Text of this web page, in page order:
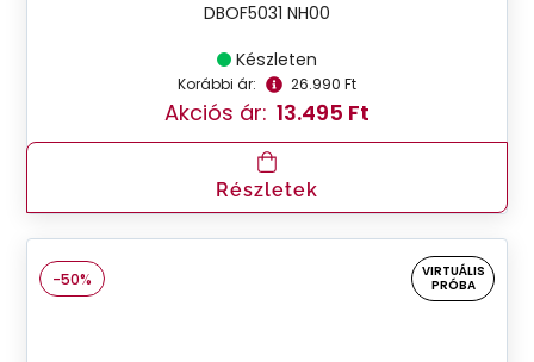
DBOF5031 NH00
Készleten
Korábbi ár: 26.990 Ft
Akciós ár: 13.495 Ft
Részletek
-50%
VIRTUÁLIS
PRÓBA